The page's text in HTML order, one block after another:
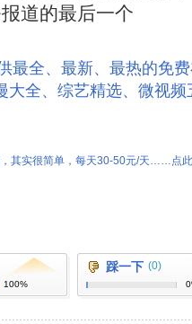
道的最后一个
最全、最新、最热的免
大全、综艺精选、微视
其实很简单，每天30-50元/天……点
100%
踩一下 (0)